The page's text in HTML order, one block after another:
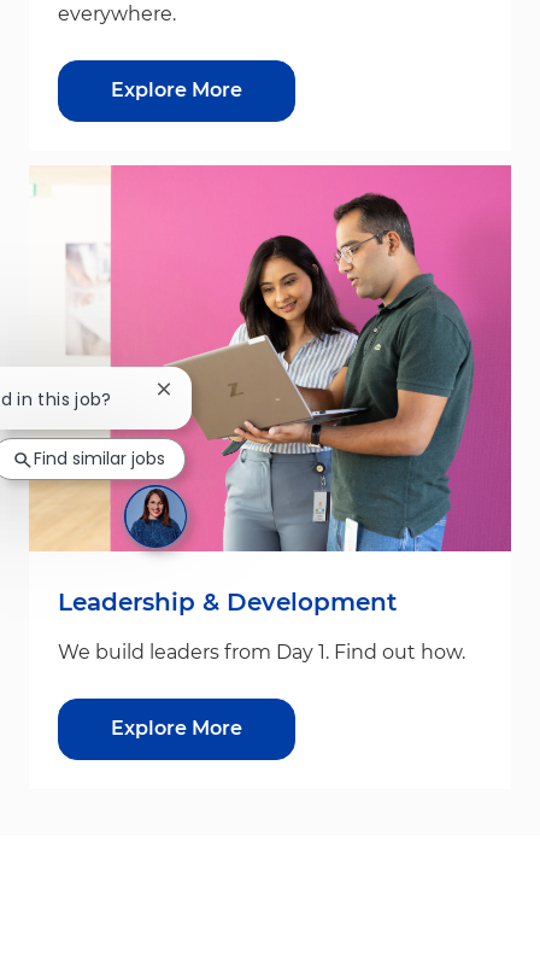
everywhere.
Explore More
Leadership & Development
We build leaders from Day 1. Find out how.
Explore More
in this job? Close chatbot notification
Find similar jobs